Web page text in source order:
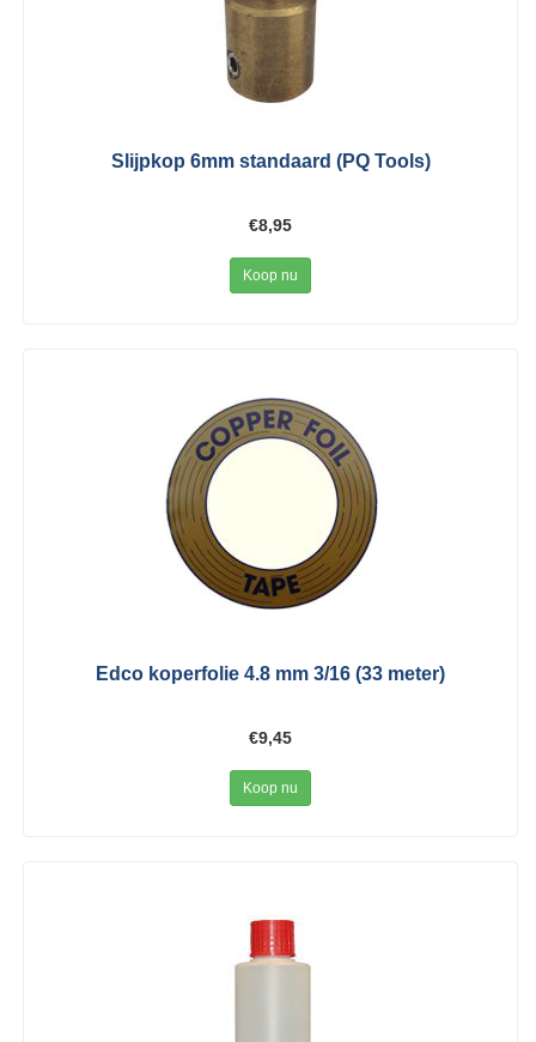
Slijpkop 6mm standaard (PQ Tools)
€8,95
Koop nu
Edco koperfolie 4.8 mm 3/16 (33 meter)
€9,45
Koop nu